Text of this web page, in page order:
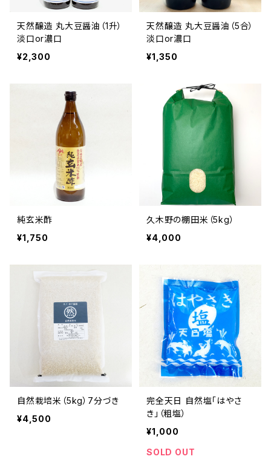
天然醸造 丸大豆醤油（1升）
淡口or濃口
¥2,300
天然醸造 丸大豆醤油（5合）
淡口or濃口
¥1,350
純玄米酢
¥1,750
久木野の棚田米（5kg）
¥4,000
自然栽培米（5kg）7分づき
¥4,500
完全天日 自然塩「はやさ
き」（粗塩）
¥1,000
SOLD OUT